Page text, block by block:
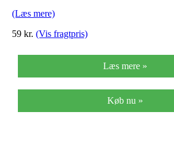
(Læs mere)
59 kr. (Vis fragtpris)
Læs mere »
Køb nu »